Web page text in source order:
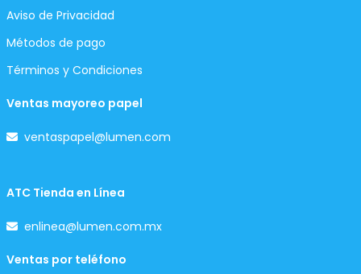
Aviso de Privacidad
Métodos de pago
Términos y Condiciones
Ventas mayoreo papel
ventaspapel@lumen.com
ATC Tienda en Línea
enlinea@lumen.com.mx
Ventas por teléfono